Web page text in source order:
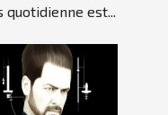
quotidienne est...